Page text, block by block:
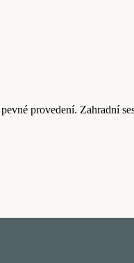
provedení. Zahradní